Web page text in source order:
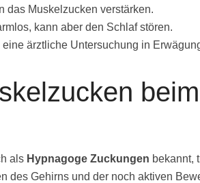
das Muskelzucken verstärken.
kann aber den Schlaf stören.
ärztliche Untersuchung in
beim
als Hypnagoge Zuckungen bekannt,
des Gehirns und der noch aktiven